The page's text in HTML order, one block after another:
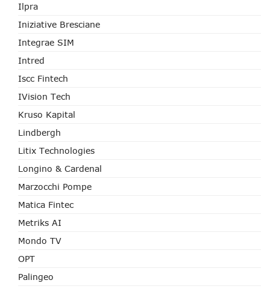
Ilpra
Iniziative Bresciane
Integrae SIM
Intred
Iscc Fintech
IVision Tech
Kruso Kapital
Lindbergh
Litix Technologies
Longino & Cardenal
Marzocchi Pompe
Matica Fintec
Metriks AI
Mondo TV
OPT
Palingeo